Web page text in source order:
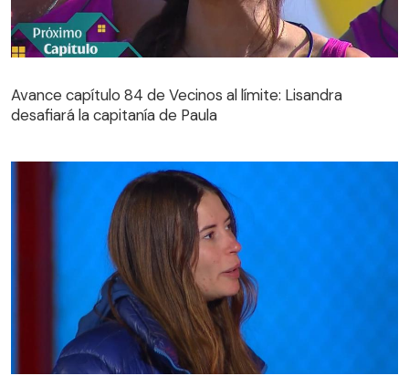
desafiará la capitanía de Paula
Avance capítulo 84 de Vecinos al límite: Lisandra
desafiará la capitanía de Paula